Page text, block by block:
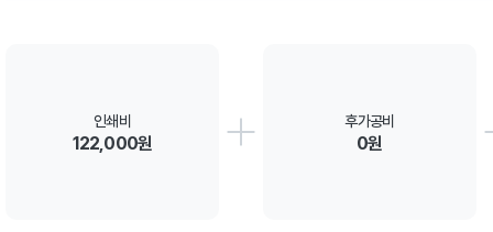
인쇄비
122,000원
후가공비
0원